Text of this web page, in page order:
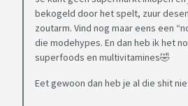
bekogeld door het spelt, zuur
zoutarm. Vind nog maar eens een
die modehypes. En dan heb ik het
superfoods en multivitamines🤣
Eet gewoon dan heb je al die shit